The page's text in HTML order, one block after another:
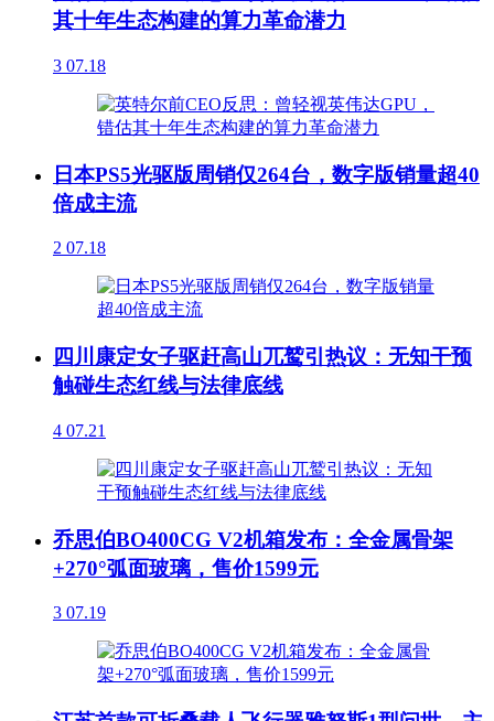
其十年生态构建的算力革命潜力
3 07.18
日本PS5光驱版周销仅264台，数字版销量超40
倍成主流
2 07.18
四川康定女子驱赶高山兀鹫引热议：无知干预
触碰生态红线与法律底线
4 07.21
乔思伯BO400CG V2机箱发布：全金属骨架
+270°弧面玻璃，售价1599元
3 07.19